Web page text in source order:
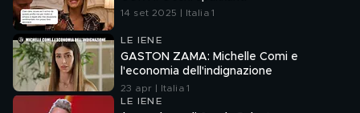
14 set 2025 | Italia 1
LE IENE
GASTON ZAMA: Michelle Comi e
l'economia dell'indignazione
23 apr | Italia 1
LE IENE